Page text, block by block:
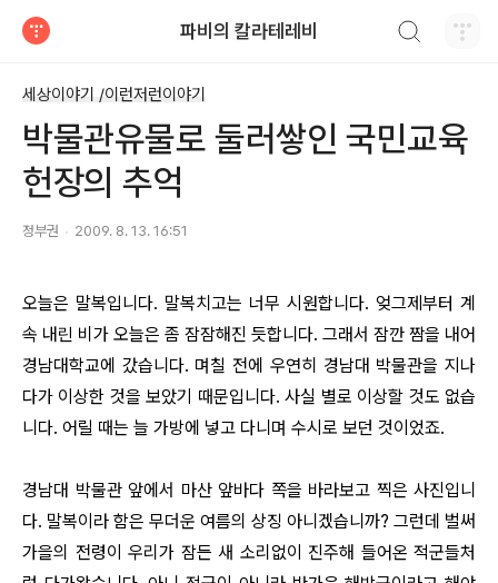
파비의 칼라테레비
세상이야기 /이런저런이야기
박물관유물로 둘러쌓인 국민교육
헌장의 추억
정부권 2009. 8. 13. 16:51
오늘은 말복입니다. 말복치고는 너무 시원합니다. 엊그제부터 계
속 내린 비가 오늘은 좀 잠잠해진 듯합니다. 그래서 잠깐 짬을 내어
경남대학교에 갔습니다. 며칠 전에 우연히 경남대 박물관을 지나
다가 이상한 것을 보았기 때문입니다. 사실 별로 이상할 것도 없습
니다. 어릴 때는 늘 가방에 넣고 다니며 수시로 보던 것이었죠.
경남대 박물관 앞에서 마산 앞바다 쪽을 바라보고 찍은 사진입니
다. 말복이라 함은 무더운 여름의 상징 아니겠습니까? 그런데 벌써
가을의 전령이 우리가 잠든 새 소리없이 진주해 들어온 적군들처